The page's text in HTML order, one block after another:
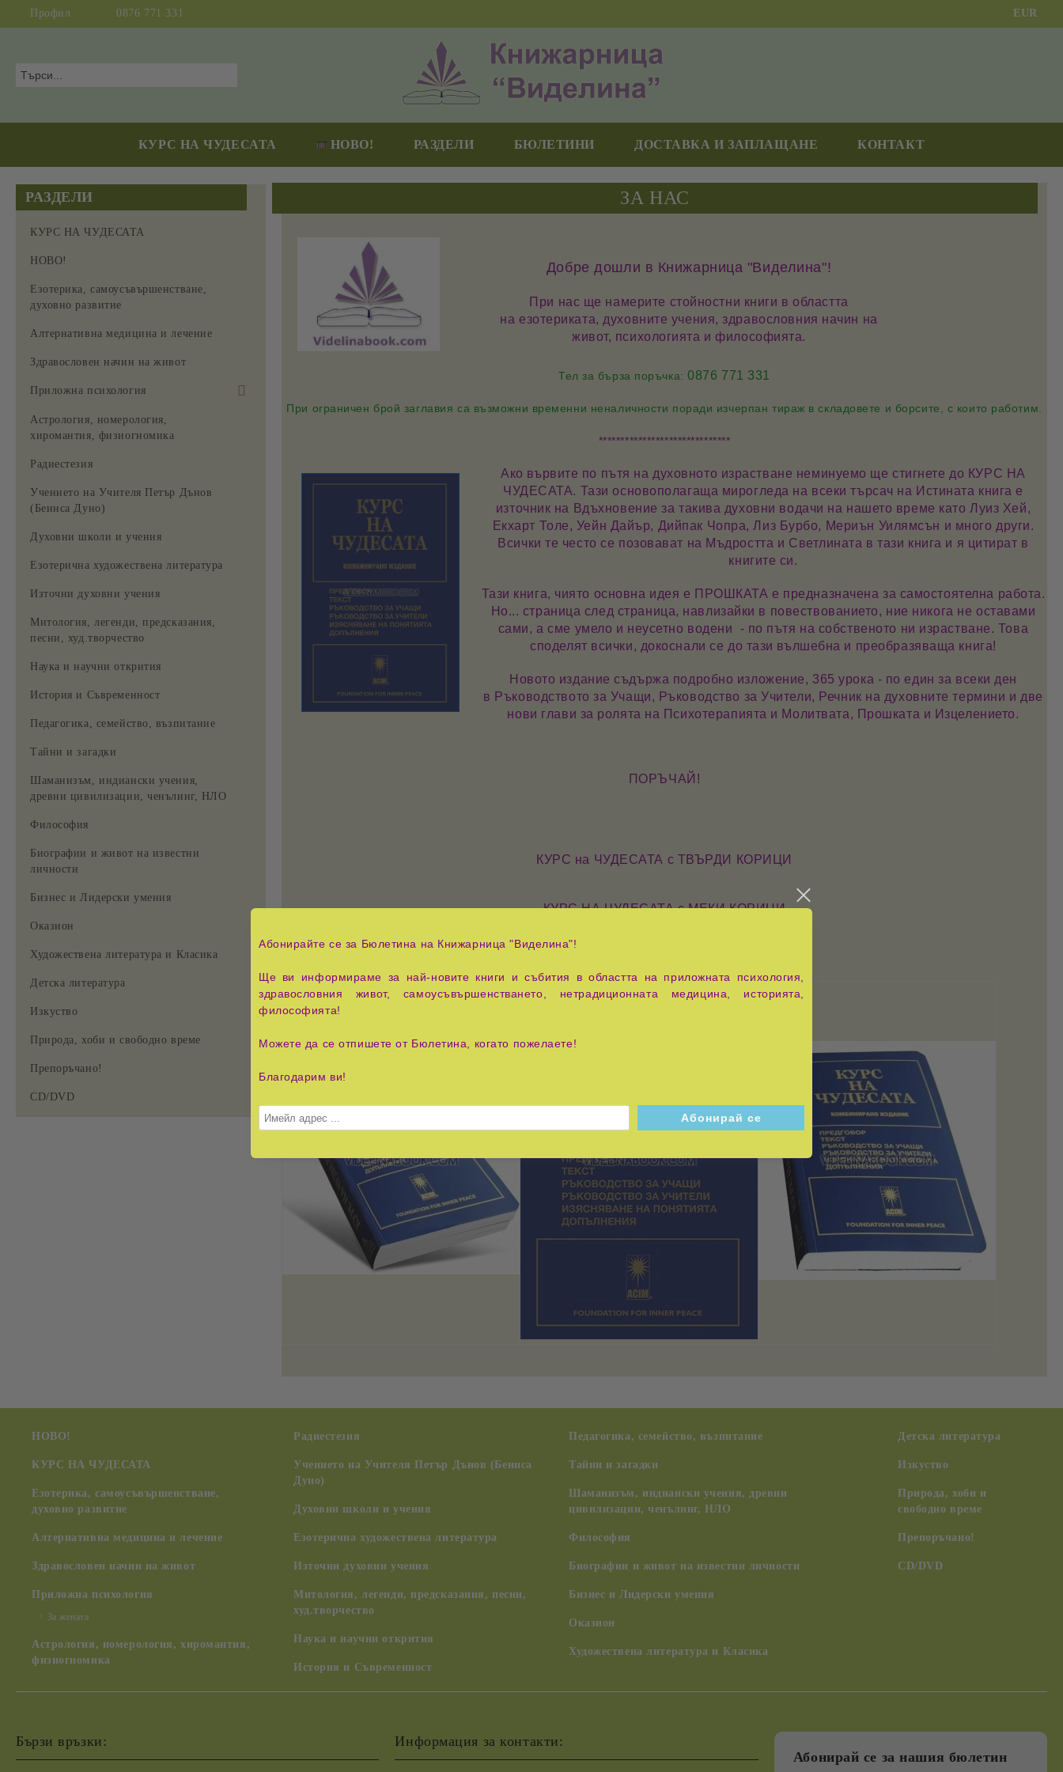
Профил 0876 771 331 EUR
КУРС НА ЧУДЕСАТА НОВО! РАЗДЕЛИ БЮЛЕТИНИ ДОСТАВКА И ЗАПЛАЩАНЕ КОНТАКТ
РАЗДЕЛИ
КУРС НА ЧУДЕСАТА
НОВО!
Езотерика, самоусъвършенстване,
духовно развитие
Алтернативна медицина и лечение
Здравословен начин на живот
Приложна психология
За жената
Астрология, номерология,
хиромантия, физиогномика
Радиестезия
Учението на Учителя Петър Дънов
(Беинса Дуно)
Духовни школи и учения
Езотерична художествена литература
Източни духовни учения
Митология, легенди, предсказания,
песни, худ.творчество
Наука и научни открития
История и Съвременност
Педагогика, семейство, възпитание
Тайни и загадки
Шаманизъм, индиански учения,
древни цивилизации, ченълинг, НЛО
Философия
Биографии и живот на известни
личности
Бизнес и Лидерски умения
Оказион
Художествена литература и Класика
Детска литература
Изкуство
Природа, хоби и свободно време
Препоръчано!
CD/DVD
ЗА НАС
Добре дошли в Книжарница "Виделина"!
При нас ще намерите стойностни книги в областта
на езотериката, духовните учения,здравословния начин на
живот, психологията ифилософията.
Тел за бърза поръчка:0876 771 331
При ограничен брой заглавия са възможни временни неналичности поради изчерпан тираж в складовете и борсите, с които работим.
******************************
Ако вървите по пътя на духовното израстване неминуемо ще стигнете до КУРС НА
ЧУДЕСАТА. Тази основополагаща мирогледа на всеки търсач на Истината книга е
източник на Вдъхновение за такива духовни водачи на нашето време като Луиз Хей,
Екхарт Толе, Уейн Дайър, Дийпак Чопра, Лиз Бурбо, Мериън Уилямсън и много други.
Всички те често се позовават на Мъдростта и Светлината в тази книга и я цитират в
книгите си.
Тази книга, чиято основна идея е ПРОШКАТА е предназначена за самостоятелна работа.
Но... страница след страница, навлизайки в повествованието, ние никога не оставами
сами, а сме умело и неусетно водени - по пътя на собственото ни израстване. Това
споделят всички, докоснали се до тази вълшебна и преобразяваща книга!
Новото издание съдържа подробно изложение, 365 урока - по един за всеки ден
в Ръководството за Учащи, Ръководство за Учители, Речник на духовните термини и две
нови глави за ролята на Психотерапията и Молитвата, Прошката и Изцелението.
ПОРЪЧАЙ!
КУРС на ЧУДЕСАТА с ТВЪРДИ КОРИЦИ
КУРС НА ЧУДЕСАТА с МЕКИ КОРИЦИ
НОВО!
КУРС НА ЧУДЕСАТА
Езотерика, самоусъвършенстване,
духовно развитие
Алтернативна медицина и лечение
Здравословен начин на живот
Приложна психология
За жената
Астрология, номерология, хиромантия,
физиогномика
Радиестезия
Учението на Учителя Петър Дънов (Беинса
Дуно)
Духовни школи и учения
Езотерична художествена литература
Източни духовни учения
Митология, легенди, предсказания, песни,
худ.творчество
Наука и научни открития
История и Съвременност
Педагогика, семейство, възпитание
Тайни и загадки
Шаманизъм, индиански учения, древни
цивилизации, ченълинг, НЛО
Философия
Биографии и живот на известни личности
Бизнес и Лидерски умения
Оказион
Художествена литература и Класика
Детска литература
Изкуство
Природа, хоби и
свободно време
Препоръчано!
CD/DVD
Бързи връзки:
Информация за контакти:
Абонирай се за нашия бюлетин
Абонирайте се за Бюлетина на Книжарница "Виделина"!
Ще ви информираме за най-новите книги и събития в областта на приложната психология,
здравословния живот, самоусъвършенстването, нетрадиционната медицина, историята,
философията!
Можете да се отпишете от Бюлетина, когато пожелаете!
Благодарим ви!